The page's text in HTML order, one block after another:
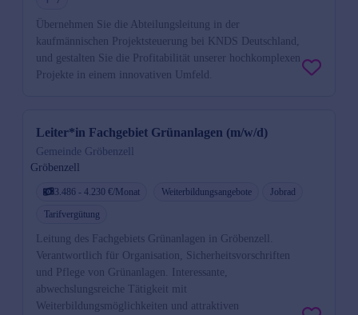
Übernehmen Sie die Abteilungsleitung in der
kaufmännischen Projektsteuerung bei KNDS Deutschland,
und gestalten Sie die Profitabilität unserer hochkomplexen
Projekte in einem innovativen Umfeld.
Leiter*in Fachgebiet Grünanlagen (m/w/d)
Gemeinde Gröbenzell
Gröbenzell
3.486 - 4.230 €/Monat Weiterbildungsangebote
Jobrad
Tarifvergütung
Leitung des Fachgebiets Grünanlagen in Gröbenzell.
Verantwortlich für Organisation, Sicherheitsvorschriften
und Pflege von Grünanlagen. Interessante,
abwechslungsreiche Tätigkeit mit
Weiterbildungsmöglichkeiten und attraktiven